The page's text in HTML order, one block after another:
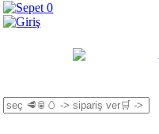
0